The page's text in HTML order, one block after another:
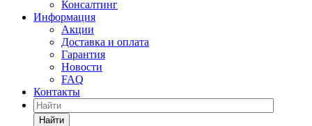
Консалтинг
Информация
Акции
Доставка и оплата
Гарантия
Новости
FAQ
Контакты
Найти